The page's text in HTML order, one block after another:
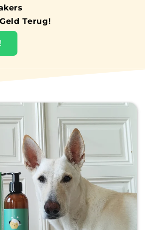
Terug!